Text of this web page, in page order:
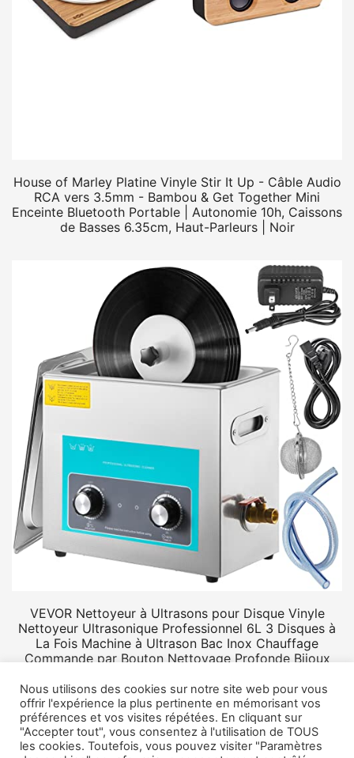
House of Marley Platine Vinyle Stir It Up - Câble Audio
RCA vers 3.5mm - Bambou & Get Together Mini
Enceinte Bluetooth Portable | Autonomie 10h, Caissons
de Basses 6.35cm, Haut-Parleurs | Noir
VEVOR Nettoyeur à Ultrasons pour Disque Vinyle
Nettoyeur Ultrasonique Professionnel 6L 3 Disques à
La Fois Machine à Ultrason Bac Inox Chauffage
Commande par Bouton Nettoyage Profonde Bijoux
Nous utilisons des cookies sur notre site web pour vous
offrir l'expérience la plus pertinente en mémorisant vos
préférences et vos visites répétées. En cliquant sur
"Accepter tout", vous consentez à l'utilisation de TOUS
les cookies. Toutefois, vous pouvez visiter "Paramètres